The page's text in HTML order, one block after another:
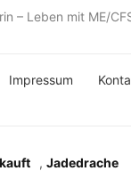
– Leben mit ME/
Impressum
,Jadedrache